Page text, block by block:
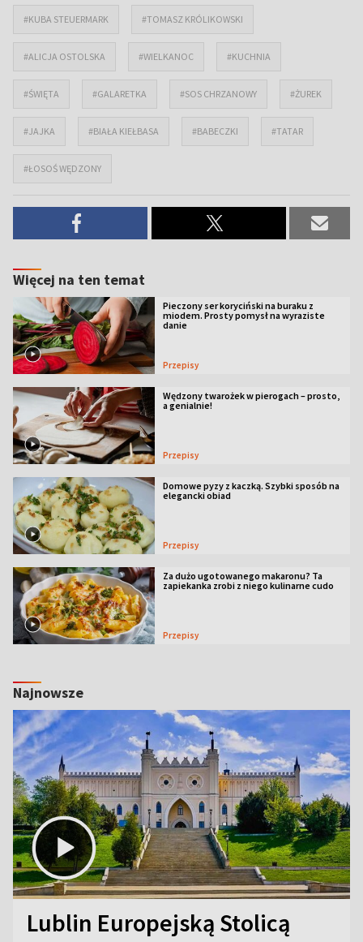
#KUBA STEUERMARK #TOMASZ KRÓLIKOWSKI
#ALICJA OSTOLSKA #WIELKANOC #KUCHNIA
#ŚWIĘTA #GALARETKA #SOS CHRZANOWY #ŻUREK
#JAJKA #BIAŁA KIEŁBASA #BABECZKI #TATAR
#ŁOSOŚ WĘDZONY
Więcej na ten temat
Pieczony ser koryciński na buraku z
miodem. Prosty pomysł na wyraziste
danie
Przepisy
Wędzony twarożek w pierogach – prosto,
a genialnie!
Przepisy
Domowe pyzy z kaczką. Szybki sposób na
elegancki obiad
Przepisy
Za dużo ugotowanego makaronu? Ta
zapiekanka zrobi z niego kulinarne cudo
Przepisy
Najnowsze
Lublin Europejską Stolicą